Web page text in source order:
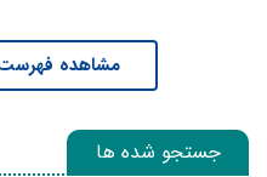
مشاهده
جستجو شده ها